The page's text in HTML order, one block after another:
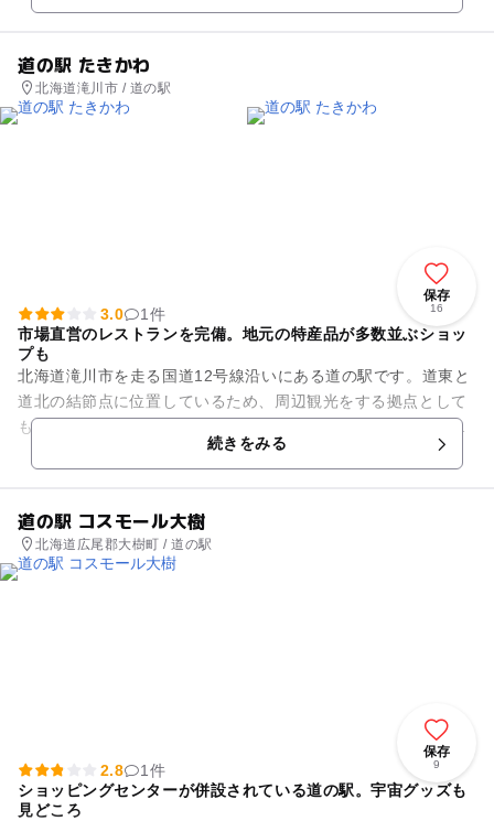
道の駅 たきかわ
北海道滝川市 / 道の駅
保存
16
3.0
1件
市場直営のレストランを完備。地元の特産品が多数並ぶショッ
プも
北海道滝川市を走る国道12号線沿いにある道の駅です。道東と
道北の結節点に位置しているため、周辺観光をする拠点として
もぴったり。滝川地方卸売市場直営のレストランでは、地元で
収穫されたばかりの新鮮な...続きをみる
道の駅 コスモール大樹
北海道広尾郡大樹町 / 道の駅
保存
9
2.8
1件
ショッピングセンターが併設されている道の駅。宇宙グッズも
見どころ